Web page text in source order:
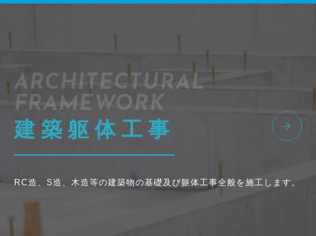
建築躯体工事
RC造、S造、木造等の建築物の基礎及び躯体工事全般を施工します。
ARCHITECTURAL
FRAMEWORK